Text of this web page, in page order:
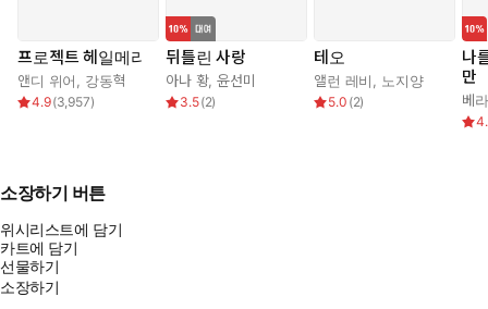
프로젝트 헤일메리
앤디 위어 강동혁
4.9(3,957)
뒤틀린 사랑
아나 황,윤선미
3.5(2)
테오
앨런 레비 노지양
5.0 (2)
나
만
베
소장하기 버튼
위시리스트에 담기
카트에 담기
선물하기
소장하기